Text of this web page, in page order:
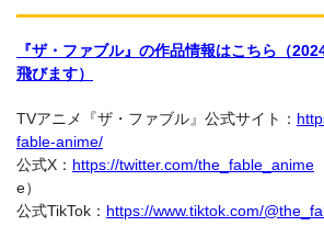
『ザ・ファブル』の作品情報はこちら（
飛びます）
TVアニメ『ザ・ファブル』公式サイト：
fable-anime/
公式X： https://twitter.com/the_fable_anime
e）
公式TikTok： https://www.tiktok.com/